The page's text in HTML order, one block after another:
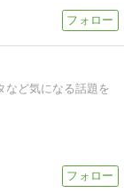
など気になる話題を